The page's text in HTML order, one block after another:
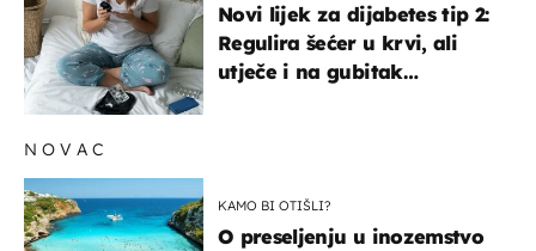
Novi lijek za dijabetes tip 2:
Regulira šećer u krvi, ali
utječe i na gubitak
NOVAC
KAMO BI OTIŠLI?
O preseljenju u inozemstvo